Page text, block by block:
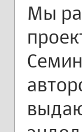
Мы